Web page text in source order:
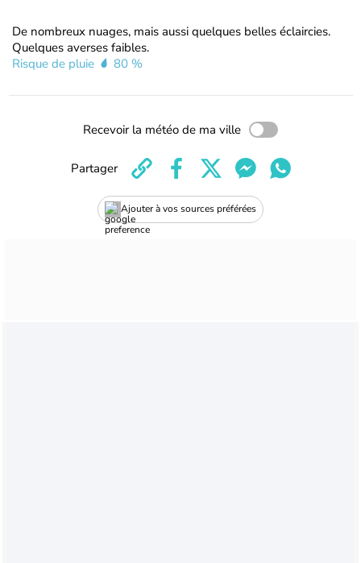
De nombreux nuages, mais aussi quelques belles éclaircies.
Quelques averses faibles.
Risque de pluie
80 %
Recevoir la météo de ma ville
Ajouter à vos sources préférées
Partager